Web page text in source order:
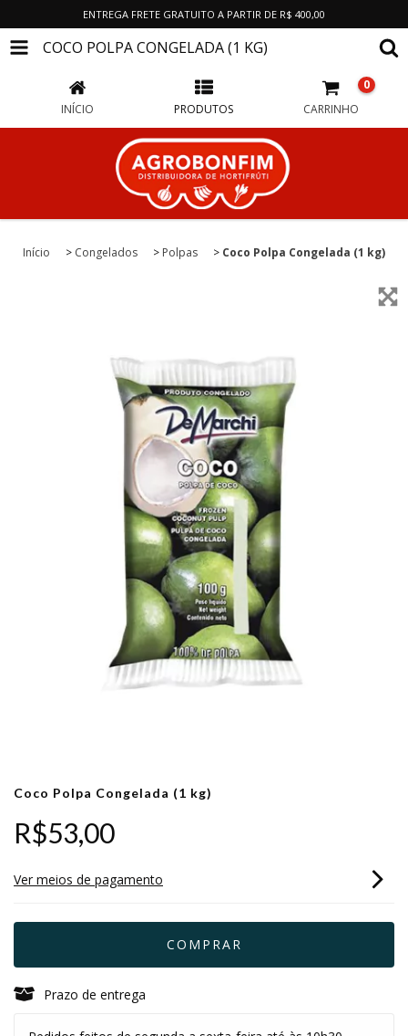
ENTREGA FRETE GRATUITO A PARTIR DE R$ 400,00
COCO POLPA CONGELADA (1 KG)
INÍCIO PRODUTOS CARRINHO
0
Início > Congelados > Polpas > Coco Polpa Congelada (1 kg)
Coco Polpa Congelada (1 kg)
R$53,00
Ver meios de pagamento
Prazo de entrega